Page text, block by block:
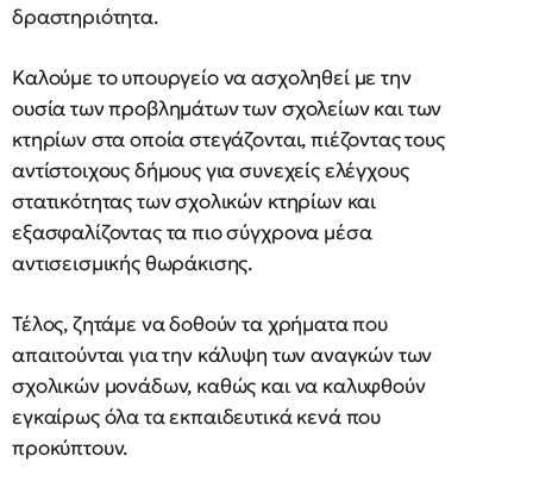
δραστηριότητα.
Καλούμε το υπουργείο να ασχοληθεί με την
ουσία των προβλημάτων των σχολείων και των
κτηρίων στα οποία στεγάζονται, πιέζοντας τους
αντίστοιχους δήμους για συνεχείς ελέγχους
στατικότητας των σχολικών κτηρίων και
εξασφαλίζοντας τα πιο σύγχρονα μέσα
αντισεισμικής θωράκισης.
Τέλος, ζητάμε να δοθούν τα χρήματα που
απαιτούνται για την κάλυψη των αναγκών των
σχολικών μονάδων, καθώς και να καλυφθούν
εγκαίρως όλα τα εκπαιδευτικά κενά που
προκύπτουν.